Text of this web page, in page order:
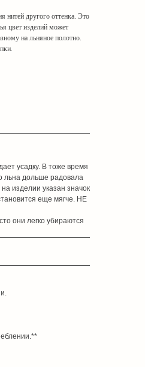
нитей другого оттенка. Это
цвет изделий может
на льняное полотно.
усадку. В тоже время
льна дольше радовала
изделии указан значок
еще мягче. НЕ
они легко убираются